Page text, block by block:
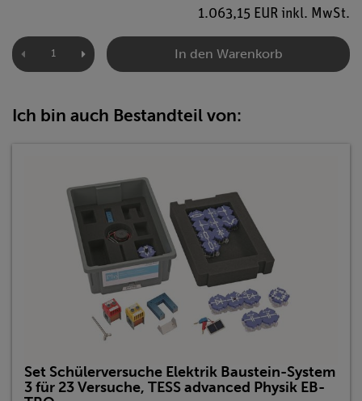
1.063,15 EUR inkl. MwSt.
In den Warenkorb
Ich bin auch Bestandteil von:
Set Schülerversuche Elektrik Baustein-System
3 für 23 Versuche, TESS advanced Physik EB-